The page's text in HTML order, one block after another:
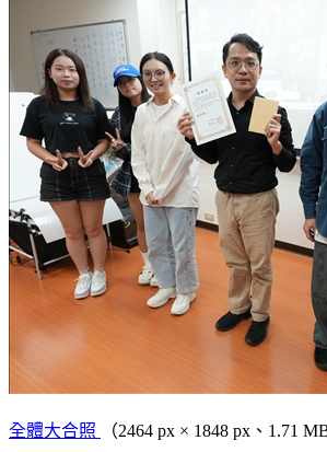
全體大合照 （2464 px × 1848 px、1.71 MB